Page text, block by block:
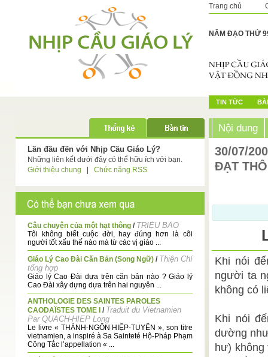
Trang chủ
NĂM ĐẠO THỨ
TIN TỨC
Lần đầu đến với Nhịp Cầu Giáo Lý?
Những liên kết dưới đây có thể hữu ích với bạn.
Giới thiệu chung
Chức năng RSS
Câu chuyện của một hạt thông / TRIỆU BẢO
Tôi không biết cuộc đời, hay đúng hơn là cõi
người tốt xấu thế nào mà từ các vị giáo ...
Giáo Lý Cao Đài Căn Bản (Song Ngữ) / Thiện Chí
tổng hợp
Giáo lý Cao Đài dựa trên căn bản nào ? Giáo lý
Cao Đài xây dựng dựa trên hai nguyên ...
ANTHOLOGIE DES SAINTES PAROLES
CAODAÏSTES TOME I
/ Traduit du Vietnamien
Par QUACH-HIEP Long
Le livre « THÁNH-NGÔN HIỆP-TUYỂN », son titre
vietnamien, a inspiré à Sa Sainteté Hộ-Pháp Phạm
Công Tắc l’appellation « ...
Nội dung
30/07/
ĐẠT
Khi nói
người ta
không có
Khi nói
dường
hư)